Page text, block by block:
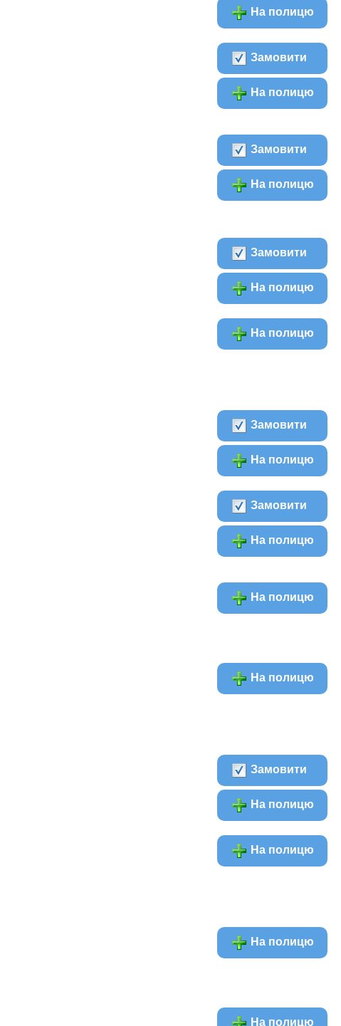
На полицю
Замовити
На полицю
Замовити
На полицю
Замовити
На полицю
На полицю
Замовити
На полицю
Замовити
На полицю
На полицю
На полицю
Замовити
На полицю
На полицю
На полицю
На полицю